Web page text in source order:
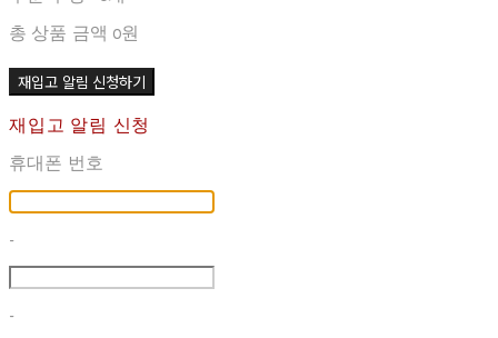
총 상품 금액 0원
재입고 알림 신청하기
재입고 알림 신청
휴대폰 번호
-
-